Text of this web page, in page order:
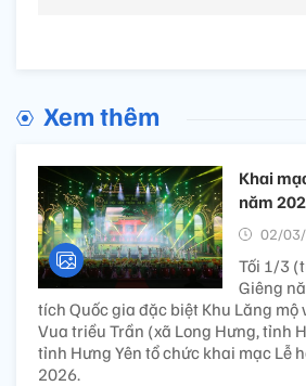
Xem thêm
Khai
năm
02/03/
Tối 1/3
Giêng
tích Quốc gia đặc biệt Khu Lăng mộ
Vua triều Trần (xã Long Hưng, tỉnh
tỉnh Hưng Yên tổ chức khai mạc Lễ
2026.